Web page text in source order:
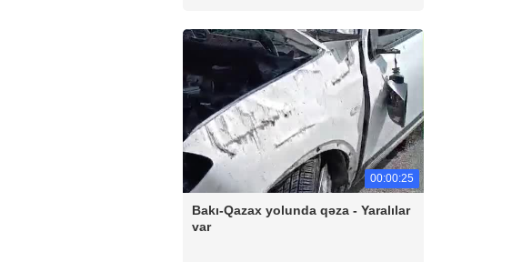
00:00:25
Bakı-Qazax yolunda qəza - Yaralılar
var